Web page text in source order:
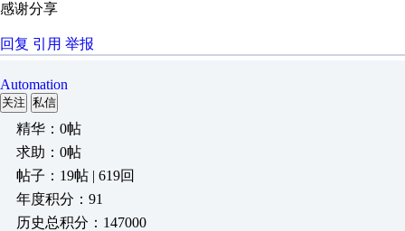
感谢分享
回复 引用 举报
Automation
关注 私信
精华：0帖
求助：0帖
帖子：19帖 | 619回
年度积分：91
历史总积分：147000